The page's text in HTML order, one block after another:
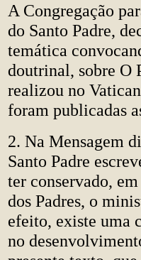
A Congregação
do Santo Padre,
temática
doutrinal, sobre O
realizou no
foram publicadas
2. Na Mensagem
Santo Padre
ter conservado,
dos Padres, o
efeito, existe uma
no